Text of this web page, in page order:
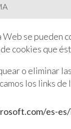
se pueden
cookies que
o eliminar
los links
es-